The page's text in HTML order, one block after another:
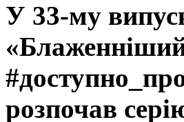
У 33-му
розпочав